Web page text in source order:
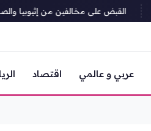
القبض على مخالفين من إثيوبيا والصومال بحوزتهما 15
عربي و عالمي اقتصاد